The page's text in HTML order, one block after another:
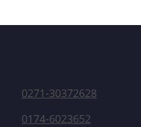
0271-30372628
0174-6023652